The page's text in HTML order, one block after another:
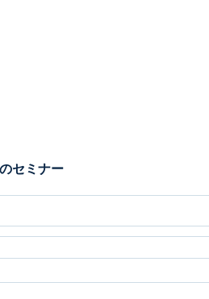
セミナー